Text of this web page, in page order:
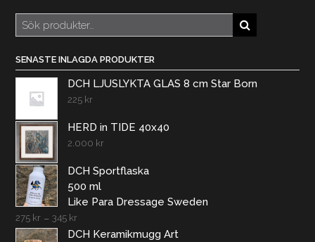
Sök
efter:
SENASTE INLAGDA PRODUKTER
DCH LJUSLYKTA GLAS 8 cm Star Born
225 kr
HERD in TIDE 40x40
2.000 kr
DCH Sportflaska
500 ml
Like Para Dressage Sweden
275 kr – 345 kr
DCH Keramikmugg Art